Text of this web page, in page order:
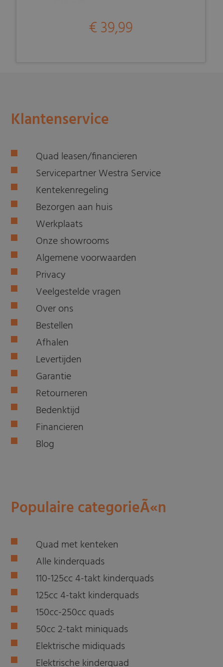
€ 39,99
Klantenservice
Quad leasen/financieren
Servicepartner Westra Service
Kentekenregeling
Bezorgen aan huis
Werkplaats
Onze showrooms
Algemene voorwaarden
Privacy
Veelgestelde vragen
Over ons
Bestellen
Afhalen
Levertijden
Garantie
Retourneren
Bedenktijd
Financieren
Blog
Populaire categorieÃ«n
Quad met kenteken
Alle kinderquads
110-125cc 4-takt kinderquads
125cc 4-takt kinderquads
150cc-250cc quads
50cc 2-takt miniquads
Elektrische midiquads
Elektrische kinderquad